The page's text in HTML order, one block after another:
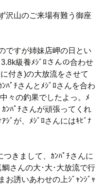
沢山のご来場有難う御座
ですが姉妹店岬の日とい
級養ﾒｼﾞﾛさんの合わせ
付き)の大放流をさせて
ﾊﾟﾁさんとﾒｼﾞﾛさんを合わ
々の釣果でしたよっ。ﾒ
ﾝﾊﾟﾁさんが頑張ってくれ
ｼﾞが、ﾒｼﾞﾛさんにはｷﾋﾞﾅ
きまして、ｶﾝﾊﾟﾁさんに
鯛さんの大･大･大放流で行
お誘いあわせの上ｼﾞｬﾝｼﾞｬ